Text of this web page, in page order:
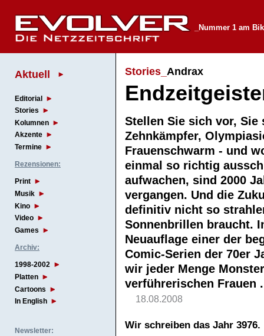
_Nummer 1 am
Aktuell
Editorial
Stories
Kolumnen
Akzente
Termine
Rezensionen:
Print
Musik
Kino
Video
Games
Archiv:
1998-2002
Platten
Cartoons
In English
Newsletter:
Stories_ Andrax
Stellen Sie sich vor, Sie
Zehnkämpfer,
Frauenschwarm - und
einmal so richtig
aufwachen, sind 2000
vergangen. Und die
definitiv nicht so
Sonnenbrillen braucht.
Neuauflage einer der
Comic-Serien der 70er
wir jeder Menge
verführerischen Frauen
18.08.2008
Wir schreiben das Jahr 3976.